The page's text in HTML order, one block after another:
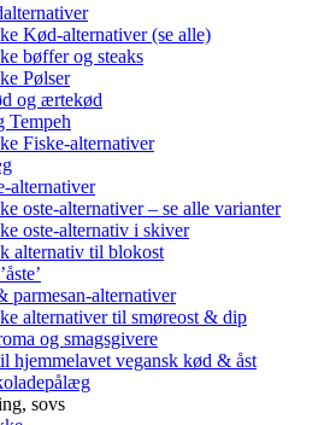
Kød-alternativer (se alle)
bøffer og steaks
Pølser
og ærtekød
Tempeh
Fiske-alternativer
alternativer
oste-alternativer – se alle varianter
oste-alternativ i skiver
alternativ til blokost
parmesan-alternativer
alternativer til smøreost & dip
og smagsgivere
hjemmelavet vegansk kød & åst
sovs